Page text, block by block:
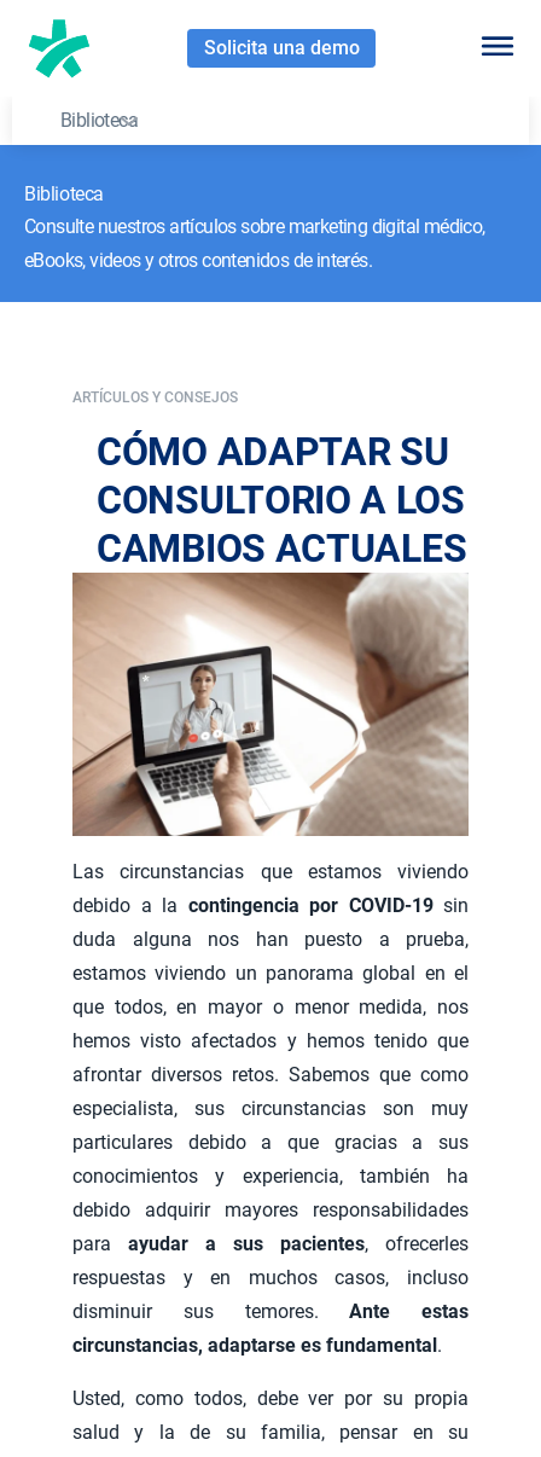
Solicita una demo
Biblioteca
Biblioteca
Consulte nuestros artículos sobre marketing digital médico,
eBooks, videos y otros contenidos de interés.
ARTÍCULOS Y CONSEJOS
CÓMO ADAPTAR SU
CONSULTORIO A LOS
CAMBIOS ACTUALES
Las circunstancias que estamos viviendo
debido a la contingencia por COVID-19sin
duda alguna nos han puesto a prueba,
estamos viviendo un panorama global en el
que todos, en mayor o menor medida, nos
hemos visto afectados y hemos tenido que
afrontar diversos retos. Sabemos que como
especialista, sus circunstancias son muy
particulares debido a que gracias a sus
conocimientos y experiencia, también ha
debido adquirir mayores responsabilidades
para ayudar a sus pacientes, ofrecerles
respuestas y en muchos casos, incluso
disminuir sus temores.Ante estas
circunstancias, adaptarse es fundamental .
Usted, como todos, debe ver por su propia
salud y la de su familia, pensar en su